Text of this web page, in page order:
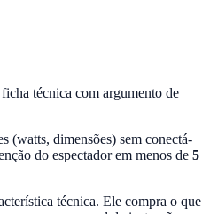
técnica com argumento de
(watts, dimensões) sem conectá-
do espectador em menos de 5
técnica. Ele compra o que